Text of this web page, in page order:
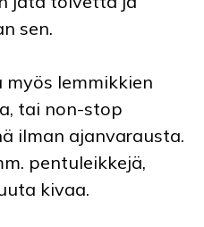
sen.
myös lemmikkien
tai non-stop
ilman ajanvarausta.
pentuleikkejä,
kivaa.